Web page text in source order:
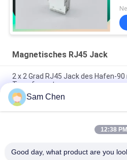
Magnetisches RJ45 Jack
2 x 2 Grad RJ45 Jack des Hafen-
Transformator
PBT-Ethernet RJ45 Jack RMA-
Mbps 10/100/1000
90 Grad magnetisches RJ45 Jack,
Sam Chen
12:38 PM
Good day, what product are you